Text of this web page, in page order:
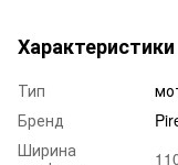
Характеристики
Тип
Бренд
Ширина